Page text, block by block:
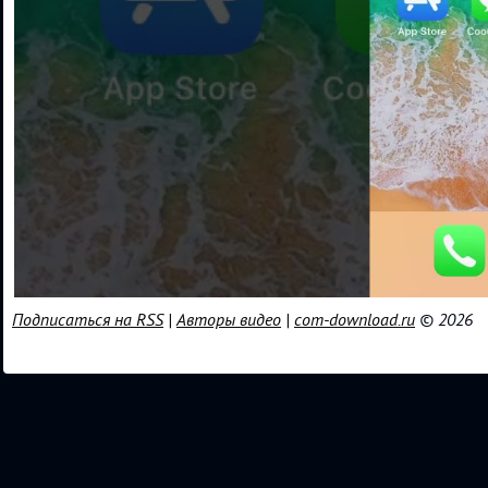
Подписаться на RSS|Авторы видео | com-download.ru © 2026